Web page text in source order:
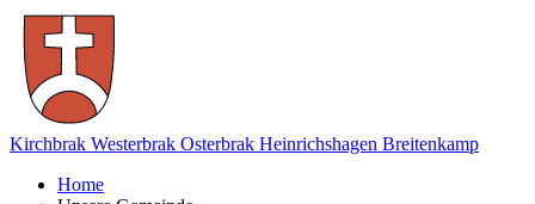
Kirchbrak Westerbrak Osterbrak Heinrichshagen Breitenkamp
Home